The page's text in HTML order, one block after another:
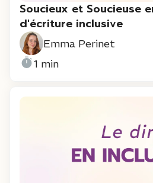
Soucieux et Soucieuse
d'écriture inclusive
Emma Perinet
1 min